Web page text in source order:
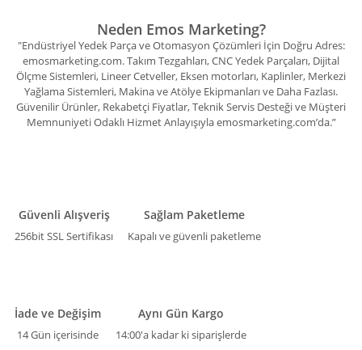
Neden Emos Marketing?
"Endüstriyel Yedek Parça ve Otomasyon Çözümleri İçin Doğru Adres:
emosmarketing.com. Takım Tezgahları, CNC Yedek Parçaları, Dijital
Ölçme Sistemleri, Lineer Cetveller, Eksen motorları, Kaplinler, Merkezi
Yağlama Sistemleri, Makina ve Atölye Ekipmanları ve Daha Fazlası.
Güvenilir Ürünler, Rekabetçi Fiyatlar, Teknik Servis Desteği ve Müşteri
Memnuniyeti Odaklı Hizmet Anlayışıyla emosmarketing.com’da.”
Güvenli Alışveriş
256bit SSL Sertifikası
Sağlam Paketleme
Kapalı ve güvenli paketleme
İade ve Değişim
14 Gün içerisinde
Aynı Gün Kargo
14:00'a kadar ki siparişlerde